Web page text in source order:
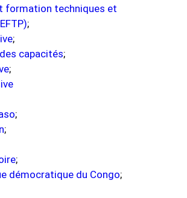
formation techniques et
;
;
capacités;
;
;
;
;
démocratique du Congo;